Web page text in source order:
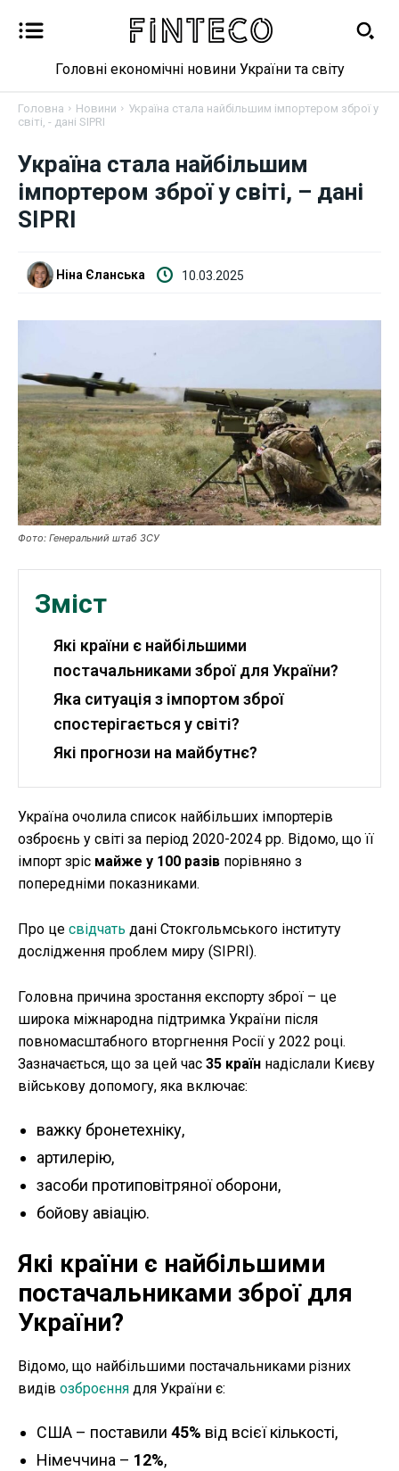
Новини
Бізнес
Фінанси
Криптовалюта
Робота і освіта
Публікації
ФОП
Курс валют
Ми в соц. мережах
Головні економічні новини України та світу
Головна Новини
Україна стала найбільшим імпортером зброї у
світі, - дані SIPRI
Україна стала найбільшим
імпортером зброї у світі, – дані
SIPRI
Ніна Єланська 10.03.2025
Фото: Генеральний штаб ЗСУ
Зміст
Які країни є найбільшими
постачальниками зброї для України?
Яка ситуація з імпортом зброї
спостерігається у світі?
Які прогнози на майбутнє?
Україна очолила список найбільших імпортерів
озброєнь у світі за період 2020-2024 рр. Відомо, що її
імпорт зріс майже у 100 разів порівняно з
попередніми показниками.
Про це свідчать дані Стокгольмського інституту
дослідження проблем миру (SIPRI).
Головна причина зростання експорту зброї – це
широка міжнародна підтримка України після
повномасштабного вторгнення Росії у 2022 році.
Зазначається, що за цей час 35 країн надіслали Києву
військову допомогу, яка включає:
важку бронетехніку,
артилерію,
засоби протиповітряної оборони,
бойову авіацію.
Які країни є найбільшими
постачальниками зброї для
України?
Відомо, що найбільшими постачальниками різних
видів озброєння для України є:
США – поставили 45% від всієї кількості,
Німеччина – 12%,